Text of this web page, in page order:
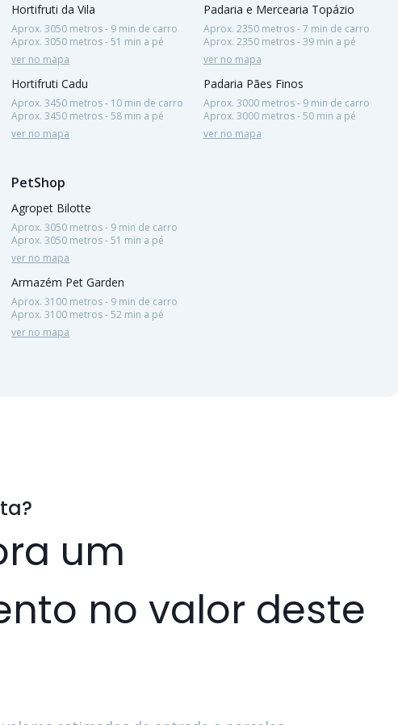
Hortifruti da Vila
Aprox. 3050 metros - 9 min de carro
Aprox. 3050 metros - 51 min a pé
ver no mapa
Hortifruti Cadu
Aprox. 3450 metros - 10 min de carro
Aprox. 3450 metros - 58 min a pé
ver no mapa
Padaria e Mercearia Topázio
Aprox. 2350 metros - 7 min de carro
Aprox. 2350 metros - 39 min a pé
ver no mapa
Padaria Pães Finos
Aprox. 3000 metros - 9 min de carro
Aprox. 3000 metros - 50 min a pé
ver no mapa
PetShop
Agropet Bilotte
Aprox. 3050 metros - 9 min de carro
Aprox. 3050 metros - 51 min a pé
ver no mapa
Armazém Pet Garden
Aprox. 3100 metros - 9 min de carro
Aprox. 3100 metros - 52 min a pé
ver no mapa
um
no valor deste